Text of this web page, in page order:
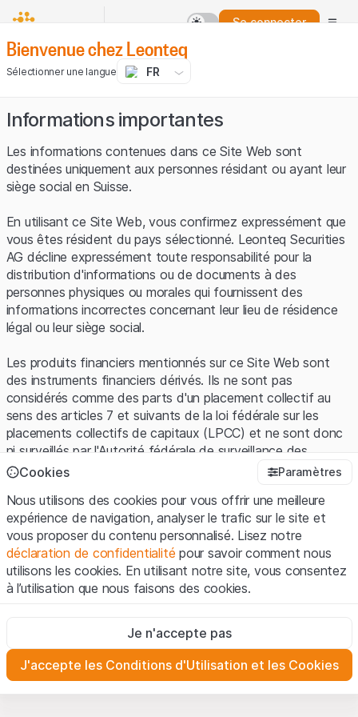
Se connecter
Bienvenue chez Leonteq
Sélectionner une langue FR
Informations importantes
Les informations contenues dans ce Site Web sont
destinées uniquement aux personnes résidant ou ayant leur
siège social en Suisse.
En utilisant ce Site Web, vous confirmez expressément que
vous êtes résident du pays sélectionné. Leonteq Securities
AG décline expressément toute responsabilité pour la
distribution d'informations ou de documents à des
personnes physiques ou morales qui fournissent des
informations incorrectes concernant leur lieu de résidence
légal ou leur siège social.
Les produits financiers mentionnés sur ce Site Web sont
des instruments financiers dérivés. Ils ne sont pas
considérés comme des parts d'un placement collectif au
sens des articles 7 et suivants de la loi fédérale sur les
placements collectifs de capitaux (LPCC) et ne sont donc
ni surveillés par l'Autorité fédérale de surveillance des
marchés financiers (FINMA) ni enregistrés auprès de la
protection spécifique des investisseurs prévue par la LPCC.
Conditions d'utilisation et informations juridiques
En utilisant le Site Web de Leonteq Securities AG (ci-après
"Site Web"), vous confirmez que vous avez compris et que
vous acceptez les informations juridiques, les notes
vous n'acceptez pas les Conditions d'utilisation, veuillez-
vous abstenir d'utiliser ce Site Web.
Informations propriétaires
Tous les droits de propriété intellectuelle (par exemple, les
Cookies Paramètres
Nous utilisons des cookies pour vous offrir une meilleure
expérience de navigation, analyser le trafic sur le site et
vous proposer du contenu personnalisé. Lisez notre
déclaration de confidentialité pour savoir comment nous
utilisons les cookies. En utilisant notre site, vous consentez
à l’utilisation que nous faisons des cookies.
Ces cookies sont nécessaires au bon fonctionnement du site
Internet et ne peuvent pas être désactivés.
Analyses
Ces cookies suivent les interactions des visiteurs du site
Je n'accepte pas
J'accepte les Conditions d'Utilisation et les Cookies